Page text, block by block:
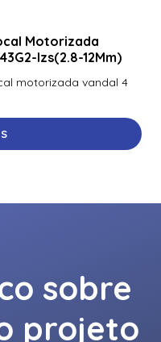
Motorizada
Izs(2.8-12Mm)
motorizada vandal 4
sobre
projeto